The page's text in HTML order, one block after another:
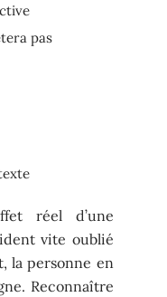
pas
réel d’une
vite oublié
la personne en
Reconnaître